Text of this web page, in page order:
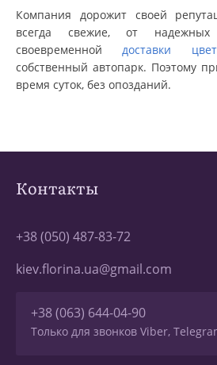
Компания дорожит своей
всегда свежие, от
своевременнойдоставки
собственный автопарк. Поэтому
время суток, без опозданий.
Контакты
+38 (050) 487-83-72
kiev.florina.ua@gmail.com
+38 (063) 644-04-90
Только для звонков Viber,